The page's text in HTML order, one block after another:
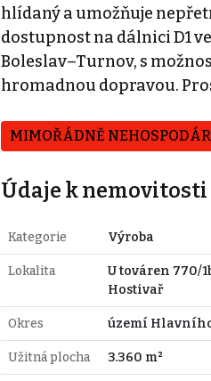
hlídaný a umožňuje
dostupnost na dálnici D1
Boleslav–Turnov, s
hromadnou dopravou.
MIMOŘÁDNĚ
Údaje k nemovitosti
Kategorie Výroba
Lokalita
U továren 770/
Hostivař
Okres území
Užitná plocha 3.360 m²